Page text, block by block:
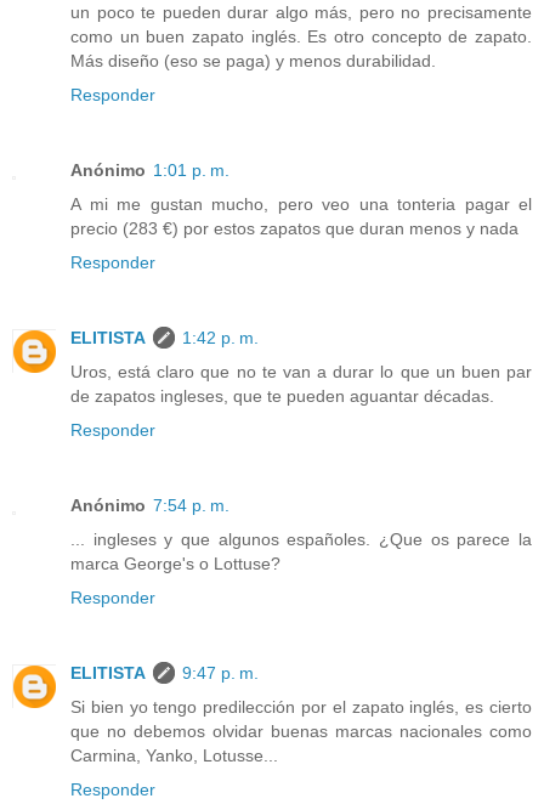
un poco te pueden durar algo más, pero no precisamente
como un buen zapato inglés. Es otro concepto de zapato.
Más diseño (eso se paga) y menos durabilidad.
Responder
Anónimo 1:01 p. m.
A mi me gustan mucho, pero veo una tonteria pagar el
precio (283 €) por estos zapatos que duran menos y nada
Responder
ELITISTA
1:42 p. m.
Uros, está claro que no te van a durar lo que un buen par
de zapatos ingleses, que te pueden aguantar décadas.
Responder
Anónimo 7:54 p. m.
... ingleses y que algunos españoles. ¿Que os parece la
marca George's o Lottuse?
Responder
ELITISTA
9:47 p. m.
Si bien yo tengo predilección por el zapato inglés, es cierto
que no debemos olvidar buenas marcas nacionales como
Carmina, Yanko, Lotusse...
Responder